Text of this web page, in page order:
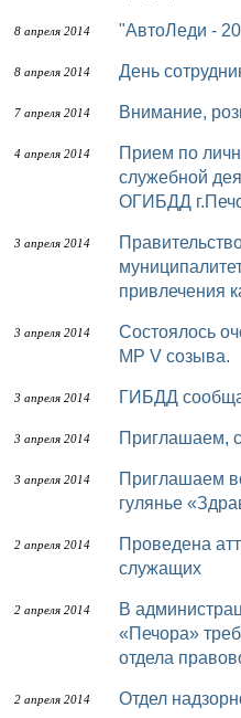
8 апреля 2014 "АвтоЛеди -
8 апреля 2014 День
7 апреля 2014 Внимание,
4 апреля 2014
Прием по личным вопросам граждан и
служебной
ОГИБДД
3 апреля 2014
Правительство РК совместно с
привлечения
3 апреля 2014
Состоялось очередное заседание Совета
МР V созыва.
3 апреля 2014 ГИБДД
3 апреля 2014 Приглашаем,
3 апреля 2014
Приглашаем всех 6 апреля на массовое
гулянье
2 апреля 2014
Проведена аттестация муниципальных
служащих
2 апреля 2014
В администрацию муниципального района
«Печора»
отдела
2 апреля 2014 Отдел